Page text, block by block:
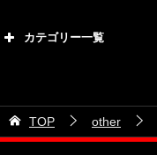
2026年5月
2026年4月
カテゴリー一覧
21号車
28号車
TOP other